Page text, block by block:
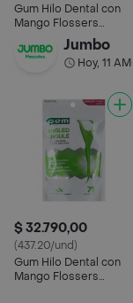
Gum Hilo Dental con
Mango Flossers
Jumbo
Hoy, 11 AM•
$ 32.790,00
(437.20/und)
Gum Hilo Dental con
Mango Flossers